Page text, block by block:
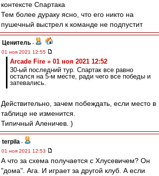
контексте Спартака
Тем более дураку ясно, что его никто на
пушечный выстрел к команде не подпустит
Ценитель -
01 ноя 2021 12:55
Arcade Fire » 01 ноя 2021 12:52
30-ый последний тур. Спартак все равно
остался на 5-м месте, ради чего все победы и
затевались.
Действительно, зачем побеждать, если место в
таблице не изменится.
Типичный Аленичев. )
terpila -
01 ноя 2021 12:53
А что за схема получается с Хлусевичем? Он
"дома". Ага. И играет за другой клуб. А если